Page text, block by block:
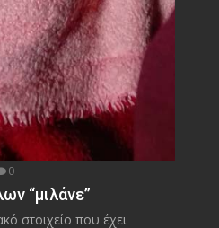
0
“μιλάνε”
στοιχείο που έχει